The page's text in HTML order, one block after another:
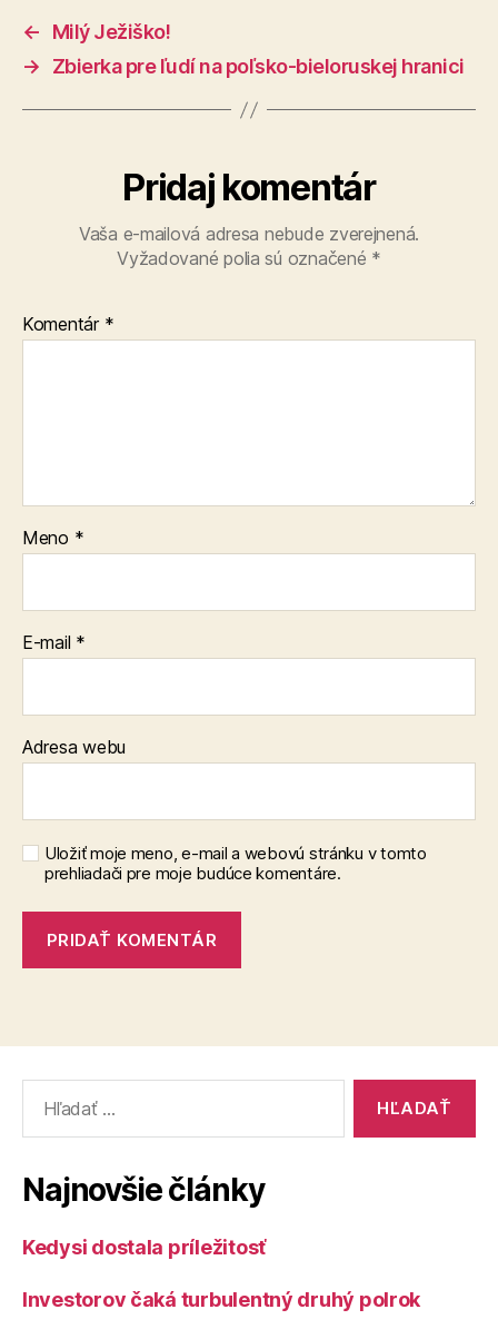
←
Milý Ježiško!
→
Zbierka pre ľudí na poľsko-bieloruskej hranici
Pridaj komentár
Vaša e-mailová adresa nebude zverejnená.
Vyžadované polia sú označené *
Komentár *
Meno *
E-mail *
Adresa webu
Uložiť moje meno, e-mail a webovú stránku v tomto
prehliadači pre moje budúce komentáre.
Najnovšie články
Kedysi dostala príležitosť
Investorov čaká turbulentný druhý polrok